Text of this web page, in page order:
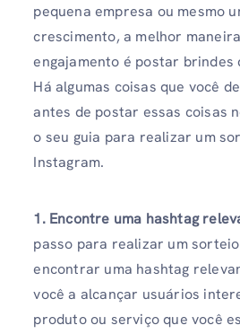
pequena empresa ou mesmo
crescimento, a melhor
engajamento é postar brindes
Há algumas coisas que você
antes de postar essas coisas
o seu guia para realizar um
Instagram.
1. Encontre uma hashtag
passo para realizar um
encontrar uma hashtag
você a alcançar usuários
produto ou serviço que você